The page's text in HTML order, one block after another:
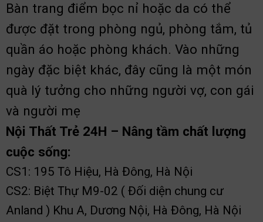
Bàn trang điểm bọc nỉ hoặc da có thể
được đặt trong phòng ngủ, phòng tắm, tủ
quần áo hoặc phòng khách. Vào những
ngày đặc biệt khác, đây cũng là một món
quà lý tưởng cho những người vợ, con gái
và người mẹ
Nội Thất Trẻ 24H – Nâng tầm chất lượng
cuộc sống:
CS1: 195 Tô Hiệu, Hà Đông, Hà Nội
CS2: Biệt Thự M9-02 ( Đối diện chung cư
Anland ) Khu A, Dương Nội, Hà Đông, Hà Nội